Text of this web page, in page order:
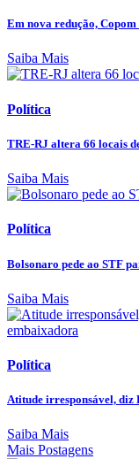
Em nova redução,
Saiba Mais
Política
TRE-RJ altera 66 locais
Saiba Mais
Política
Bolsonaro pede ao STF
Saiba Mais
Política
Atitude irresponsável, diz
Saiba Mais
Mais Postagens